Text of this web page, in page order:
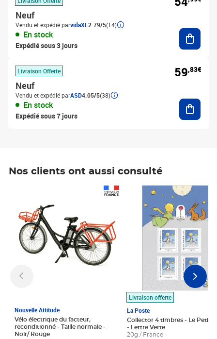
Neuf
Vendu et expédié parvidaXL 2.79/5(14)
En stock
Expédié sous 3 jours
Livraison Offerte
Neuf
Vendu et expédié parASD4.05/5(38)
En stock
Expédié sous 7 jours
59,83€
Nos clients ont aussi consulté
Nouvelle Attitude
Vélo électrique du facteur,
reconditionné - Taille normale -
Noir/ Rouge
Livraison offerte
La Poste
Collector 4 timbres - Le Petit
- Lettre Verte
20g / France
Prix 7,50€